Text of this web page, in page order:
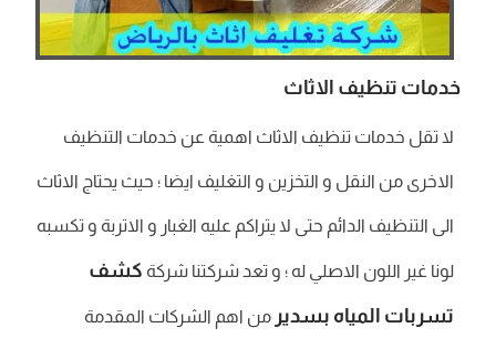
خدمات تنظيف الاثاث
لا تقل خدمات تنظيف الاثاث اهمية عن خدمات التنظيف
الاخرى من النقل و التخزين و التغليف ايضا ؛ حيث يحتاج الاثاث
الى التنظيف الدائم حتى لا يتراكم عليه الغبار و الاتربة و تكسبه
لونا غير اللون الاصلي له ؛ و تعد شركتنا شركة كشف
تسربات المياه بسدير من اهم الشركات المقدمة